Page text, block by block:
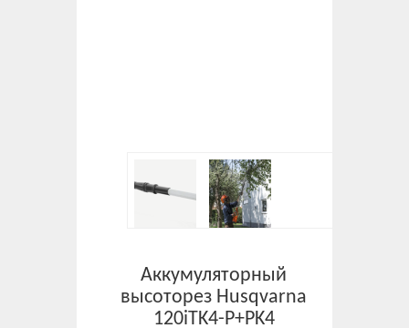
Аккумуляторный
высоторез Husqvarna
120iTK4-P+PK4